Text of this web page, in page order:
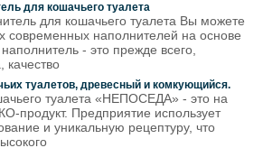
для кошачьего туалета
для кошачьего туалета Вы можете
современных наполнителей на основе
- это прежде всего,
качество
туалетов, древесный и комкующийся.
туалета «НЕПОСЕДА» - это на
продукт. Предприятие использует
и уникальную рецептуру, что